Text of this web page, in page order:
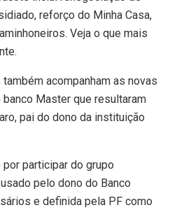
reforço do Minha Casa,
Veja o que mais
acompanham as novas
Master que resultaram
pai do dono da instituição
participar do grupo
pelo dono do Banco
e definida pela PF como